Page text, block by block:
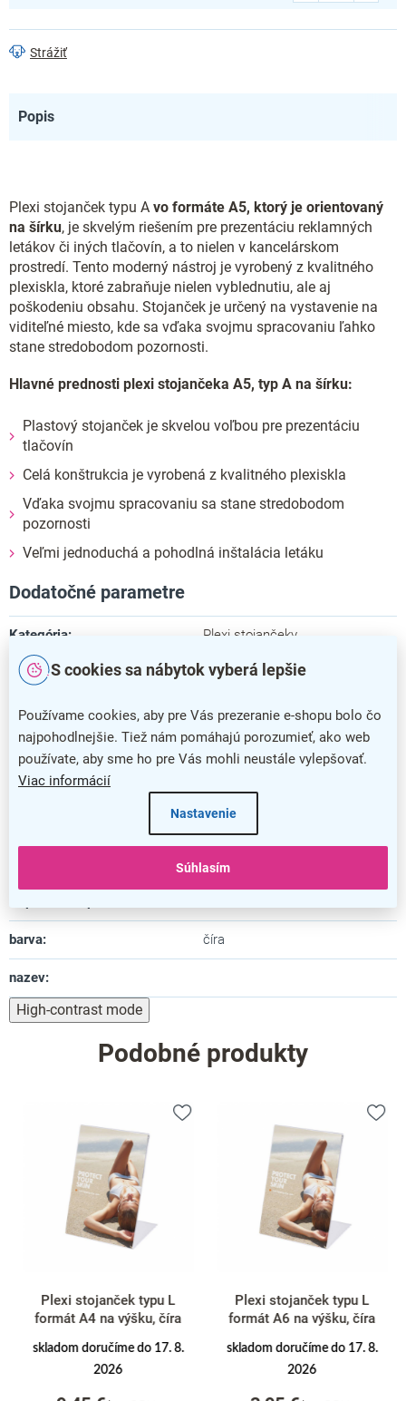
S cookies sa nábytok vyberá lepšie
Používame cookies, aby pre Vás prezeranie e-shopu bolo čo
najpohodlnejšie. Tiež nám pomáhajú porozumieť, ako web
používate, aby sme ho pre Vás mohli neustále vylepšovať.
Viac informácií
Nastavenie
Súhlasím
Strážiť
Popis
Plexi stojanček typu A vo formáte A5, ktorý je orientovaný
na šírku, je skvelým riešením pre prezentáciu reklamných
letákov či iných tlačovín, a to nielen v kancelárskom
prostredí. Tento moderný nástroj je vyrobený z kvalitného
plexiskla, ktoré zabraňuje nielen vyblednutiu, ale aj
poškodeniu obsahu. Stojanček je určený na vystavenie na
viditeľné miesto, kde sa vďaka svojmu spracovaniu ľahko
stane stredobodom pozornosti.
Hlavné prednosti plexi stojančeka A5, typ A na šírku:
Plastový stojanček je skvelou voľbou pre prezentáciu
tlačovín
Celá konštrukcia je vyrobená z kvalitného plexiskla
Vďaka svojmu spracovaniu sa stane stredobodom
pozornosti
Veľmi jednoduchá a pohodlná inštalácia letáku
Dodatočné parametre
Kategória: Plexi stojančeky
Farba číra
Záruka: 5 rokov
Dĺžka 6,9 cm
Šírka:
plast
barva: číra
nazev:
High-contrast mode
Podobné produkty
Plexi stojanček typu L
formát A4 na výšku, číra
skladom doručíme do 17. 8.
2026
Plexi stojanček typu L
formát A6 na výšku, číra
skladom doručíme do 17. 8.
2026